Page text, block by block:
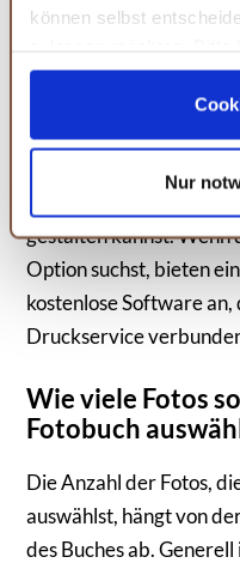
können selbst
Ihrer Einstellungen
Serviceleistungen auf
Sie können Ihre
und diese abändern.
der Einwilligung bis zum
wird hiervon nicht
Sie in unseren
Nur
Es gibt viele
Erstellung eines
benutzerfreundlichsten
MixbookundBlurb.
sodass du dein
gestalten kannst. Wenn
Option suchst, bieten
kostenlose Software
Druckservice
Wie viele Fotos
Fotobuch
Die Anzahl der Fotos,
auswählst, hängt von
des Buches ab.